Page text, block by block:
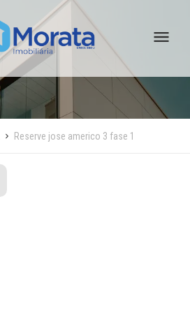
Reserve jose americo 3 fase 1